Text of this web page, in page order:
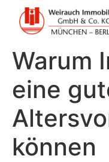
Warum
eine
können